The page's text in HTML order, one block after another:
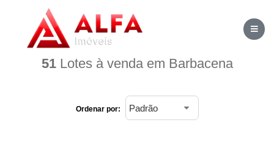
Imóveis à venda Lote /
51Lotes à venda em Barbacena
Ordenar por: